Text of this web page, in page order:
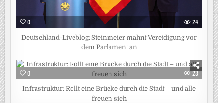
0 24
Deutschland-Liveblog: Steinmeier mahnt Vereidigung vor
dem Parlament an
0 23
Infrastruktur: Rollt eine Brücke durch die Stadt – und alle
freuen sich